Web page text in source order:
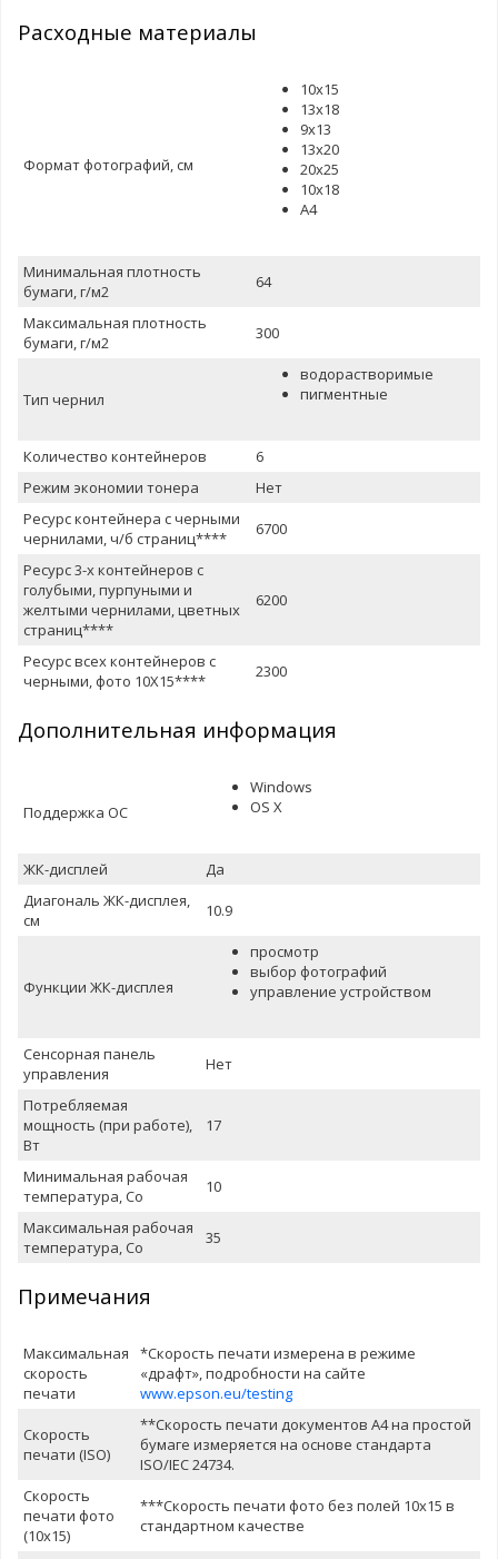
Расxодные материалы
Формат фотографий, см
10x15
13x18
9x13
13x20
20x25
10x18
A4
Минимальная плотность
бумаги, г/м2
64
Максимальная плотность
бумаги, г/м2
300
Тип чернил
водорастворимые
пигментные
Количество контейнеров
6
Режим экономии тонера
Нет
Ресурс контейнера с черными
чернилами, ч/б страниц****
6700
Ресурс 3-х контейнеров с
голубыми, пурпуными и
желтыми чернилами, цветных
страниц****
6200
Ресурс всех контейнеров с
черными, фото 10Х15****
2300
Дополнительная информация
Поддержка ОС
Windows
OS X
ЖК-дисплей
Да
Диагональ ЖК-дисплея,
см
10.9
Функции ЖК-дисплея
просмотр
выбор фотографий
управление устройством
Сенсорная панель
управления
Нет
Потребляемая
мощность (при работе),
Вт
17
Минимальная рабочая
температура, Со
10
Максимальная рабочая
температура, Со
35
Примечания
Максимальная
скорость
печати
*Скорость печати измерена в режиме
«драфт», подробности на сайте
www.epson.eu/testing
Скорость
печати (ISO)
**Скорость печати документов A4 на простой
бумаге измеряется на основе стандарта
ISO/IEC 24734.
Скорость
печати фото
(10х15)
***Скорость печати фото без полей 10х15 в
стандартном качестве